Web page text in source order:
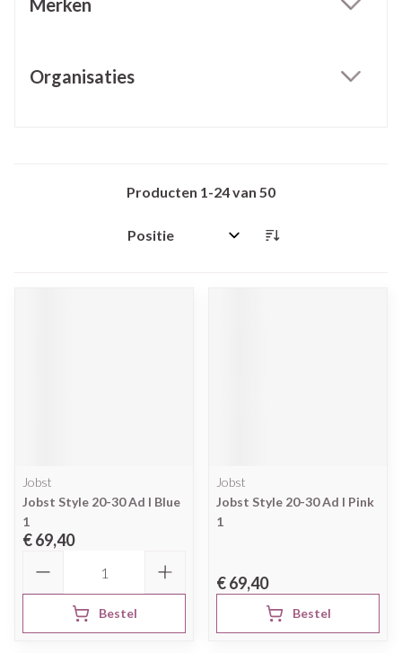
Merken
Organisaties
Producten 1-24van 50
Sorteer op:
Jobst
Jobst Style 20-30 Ad l Blue
1
€ 69,40
Bestel
Jobst
Jobst Style 20-30 Ad l Pink
1
€ 69,40
Bestel